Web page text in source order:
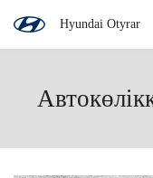
Hyundai Otyrar